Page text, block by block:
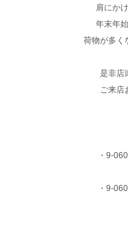
肩にか
年末年
荷物が多く
是非店
ご来店
・9-
・9-